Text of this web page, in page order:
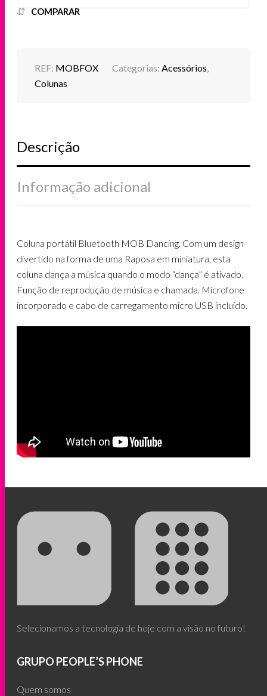
MOB
COMPARAR
REF: MOBFOX Categorias: Acessórios
Colunas
Descrição
Informação adicional
Coluna portátil Bluetooth MOB Dancing. Com um design
divertido na forma de uma Raposa em miniatura, esta
coluna dança a música quando o modo “dança” é ativado.
Função de reprodução de música e chamada. Microfone
incorporado e cabo de carregamento micro USB incluído.
Selecionamos a tecnologia de hoje com a visão no futuro!
GRUPO PEOPLE’S PHONE
Quem somos